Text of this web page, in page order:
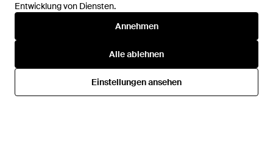
Entwicklung von Diensten.
Annehmen
Alle ablehnen
Einstellungen ansehen
Entwicklung von Diensten.
Annehmen
Alle ablehnen
Einstellungen ansehen
Pushbutton
992 €
Midirock Mit Taschen - Lila
SALE